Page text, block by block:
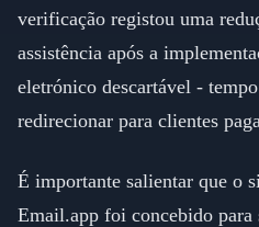
verificação registou uma
assistência após a
eletrónico descartável -
redirecionar para clientes
É importante salientar que o
Email.app foi concebido para